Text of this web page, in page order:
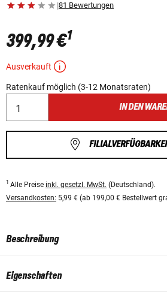
|81 Bewertungen
399,99 €1
Ausverkauft
Ratenkauf möglich (3-12 Monatsraten)
IN DEN
1 Alle Preise inkl. gesetzl. MwSt. (Deutschland).
Versandkosten: 5,99 € (ab 199,00 € Bestellwert
Beschreibung
Eigenschaften